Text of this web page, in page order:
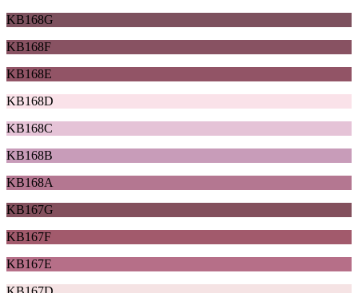
KB168G
KB168F
KB168E
KB168D
KB168C
KB168B
KB168A
KB167G
KB167F
KB167E